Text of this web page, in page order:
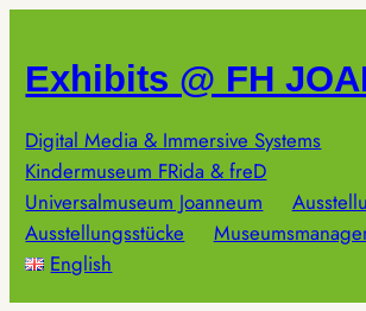
springen
Exhibits @ FH
Digital Media & Immersive Systems
Kindermuseum FRida & freD
Universalmuseum Joanneum
Ausstellungsstücke
English